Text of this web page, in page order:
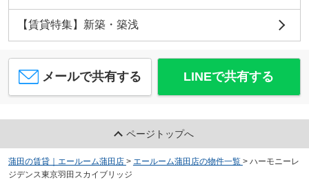
【賃貸特集】新築・築浅
メールで共有する LINEで共有する
ページトップへ
蒲田の賃貸｜エールーム蒲田店 > エールーム蒲田店の物件一覧 > ハーモニーレ
ジデンス東京羽田スカイブリッジ